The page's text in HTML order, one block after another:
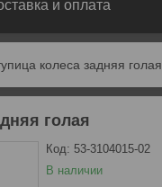
и оплата
колеса задняя голая
голая
В наличии
Код: 53-3104015-02